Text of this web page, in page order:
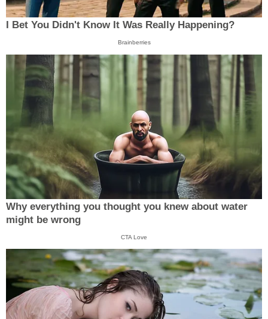
I Bet You Didn't Know It Was Really Happening?
Brainberries
Why everything you thought you knew about water
might be wrong
CTA Love